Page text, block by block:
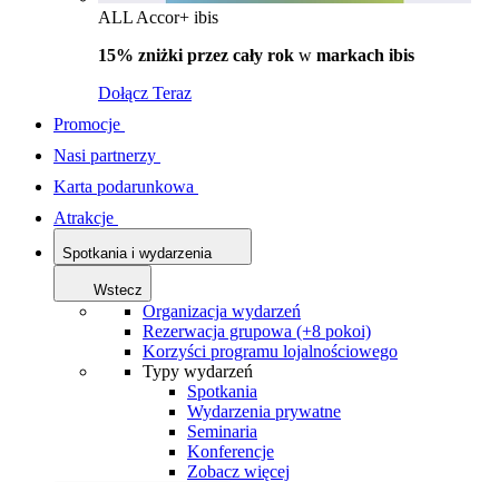
ALL Accor+ ibis
15% zniżki przez cały rok w markach ibis
Dołącz Teraz
Promocje
Nasi partnerzy
Karta podarunkowa
Atrakcje
Spotkania i wydarzenia
Wstecz
Organizacja wydarzeń
Rezerwacja grupowa (+8 pokoi)
Korzyści programu lojalnościowego
Typy wydarzeń
Spotkania
Wydarzenia prywatne
Seminaria
Konferencje
Zobacz więcej